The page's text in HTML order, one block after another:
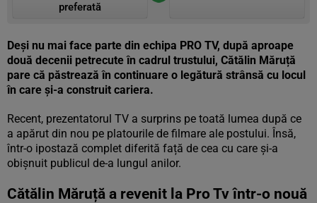
preferată
Deși nu mai face parte din echipa PRO TV, după aproape
două decenii petrecute în cadrul trustului, Cătălin Măruță
pare că păstrează în continuare o legătură strânsă cu locul
în care și-a construit cariera.
Recent, prezentatorul TV a surprins pe toată lumea după ce
a apărut din nou pe platourile de filmare ale postului. Însă,
într-o ipostază complet diferită față de cea cu care și-a
obișnuit publicul de-a lungul anilor.
Cătălin Măruță a revenit la Pro Tv într-o nouă